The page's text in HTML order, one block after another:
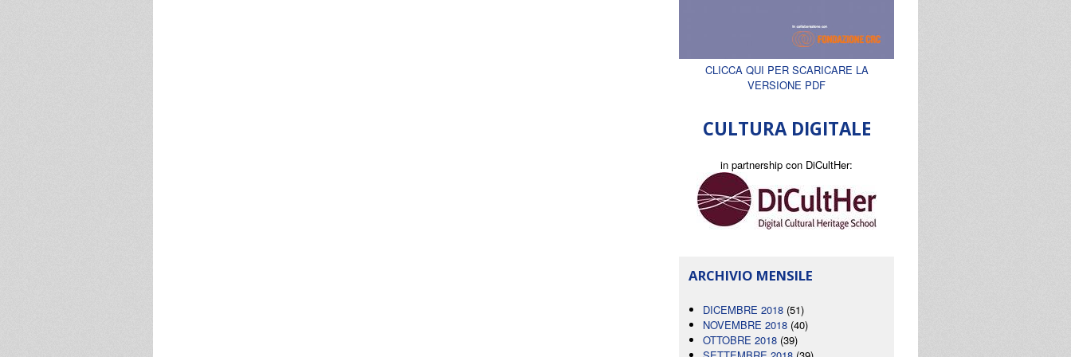
CLICCA QUI PER SCARICARE LA
VERSIONE PDF
CULTURA DIGITALE
in partnership con DiCultHer:
ARCHIVIO MENSILE
DICEMBRE 2018 (51)
NOVEMBRE 2018 (40)
OTTOBRE 2018 (39)